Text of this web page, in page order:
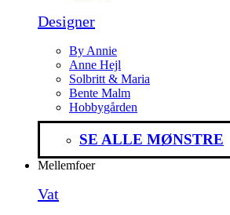
Designer
By Annie
Anne Hejl
Solbritt & Maria
Bente Malm
Hobbygården
SE ALLE MØNSTRE
Mellemfoer
Vat